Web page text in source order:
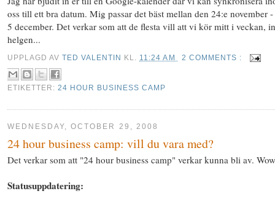
oss till ett bra datum. Mig passar det bäst mellan den 24:e november
5 december. Det verkar som att de flesta vill att vi kör mitt i veckan,
helgen...
UPPLAGD AVTED VALENTIN KL. 11:24 AM 2 COMMENTS :
ETIKETTER:24 HOUR BUSINESS CAMP
WEDNESDAY, OCTOBER 29, 2008
24 hour business camp: vill du vara med?
Det verkar som att "24 hour business camp" verkar kunna bli av.
Statusuppdatering: